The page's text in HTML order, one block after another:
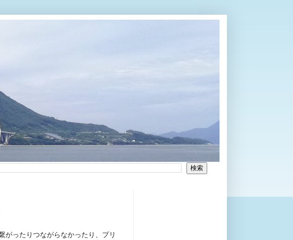
がったりつながらなかったり、プリ